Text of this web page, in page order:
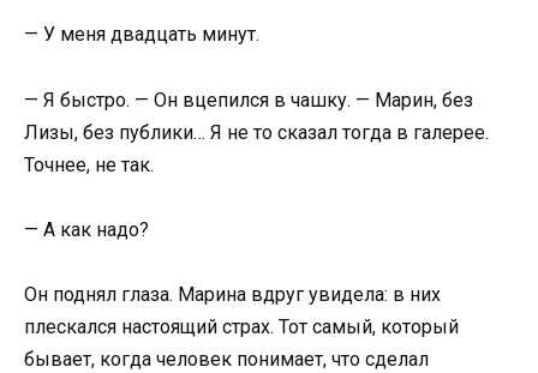
— У меня двадцать минут.
— Я быстро. — Он вцепился в чашку. — Марин, без
Лизы, без публики… Я не то сказал тогда в галерее.
Точнее, не так.
— А как надо?
Он поднял глаза. Марина вдруг увидела: в них
плескался настоящий страх. Тот самый, который
бывает, когда человек понимает, что сделал